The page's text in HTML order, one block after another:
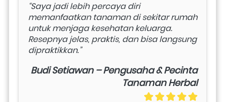
“Saya jadi lebih percaya diri
memanfaatkan tanaman di sekitar rumah
untuk menjaga kesehatan keluarga.
Resepnya jelas, praktis, dan bisa langsung
dipraktikkan.”
Budi Setiawan – Pengusaha & Pecinta
Tanaman Herbal